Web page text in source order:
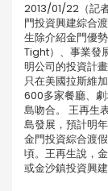
2013/01/22（記
門投資興建綜合
生除介紹金門優
Tight）、事業發
明公司的投資計
只在美國拉斯維
600多家餐廳、
島吻合。 王再生
島發展，預計明
金門投資綜合渡
頃。王再生說，
或金沙鎮投資興